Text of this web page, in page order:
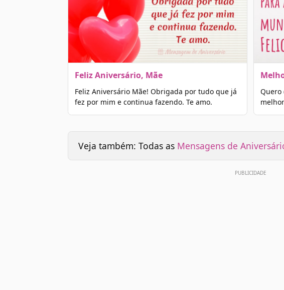
Feliz Aniversário, Mãe
Feliz Aniversário Mãe! Obrigada por tudo que já
fez por mim e continua fazendo. Te amo.
Quero
Veja também: Todas as Mensagens de